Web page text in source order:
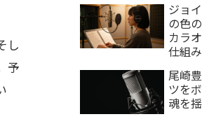
し
予
ジョ
の色
カラ
仕組
尾崎
ツを
魂を